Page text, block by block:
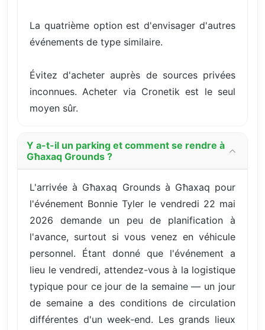
La quatrième option est d'envisager d'autres
événements de type similaire.
Évitez d'acheter auprès de sources privées
inconnues. Acheter via Cronetik est le seul
moyen sûr.
Y a-t-il un parking et comment se rendre à
Għaxaq Grounds ?
L'arrivée à Għaxaq Grounds à Għaxaq pour
l'événement Bonnie Tyler le vendredi 22 mai
2026 demande un peu de planification à
l'avance, surtout si vous venez en véhicule
personnel. Étant donné que l'événement a
lieu le vendredi, attendez-vous à la logistique
typique pour ce jour de la semaine — un jour
de semaine a des conditions de circulation
différentes d'un week-end. Les grands lieux